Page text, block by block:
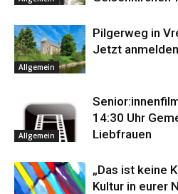
Allgemein
Pilgerweg in
Jetzt
Allgemein
14:30 Uhr
Liebfrauen
„Das ist keine
Kultur in eurer